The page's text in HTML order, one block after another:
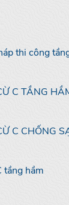
thi công
C TẦNG
C CHỐNG
tầng hầm